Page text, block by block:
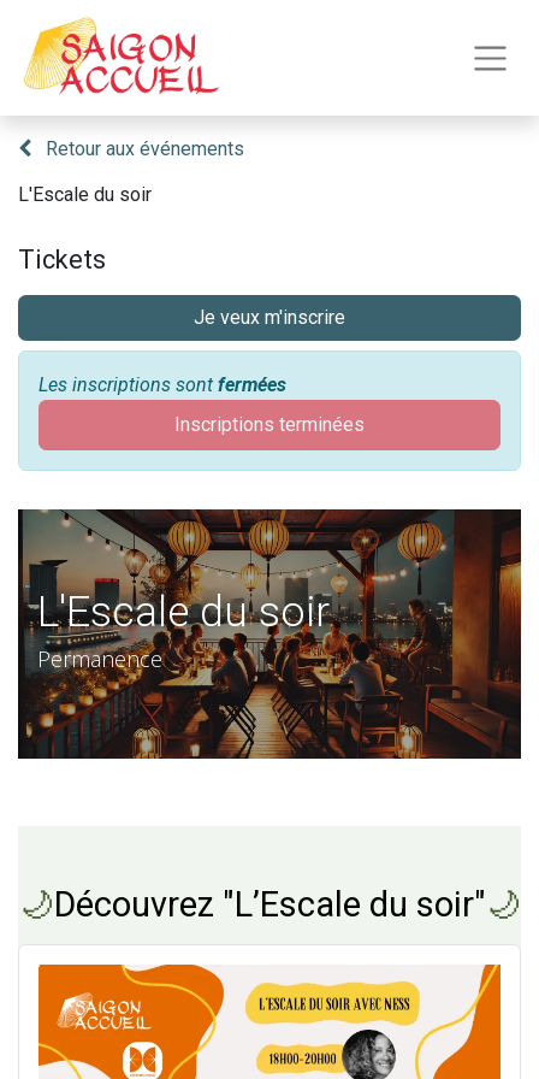
Retour aux événements
L'Escale du soir
Tickets
Je veux m'inscrire
Les inscriptions sont fermées
Inscriptions terminées
L'Escale du soir
Permanence
🌙Découvrez "L’Escale du soir"🌙​